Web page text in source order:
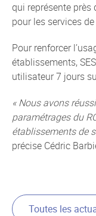
qui représente
pour les services
Pour renforcer
établissements,
utilisateur 7 jours
« Nous avons
paramétrages du
établissements de
précise Cédric
Toutes les